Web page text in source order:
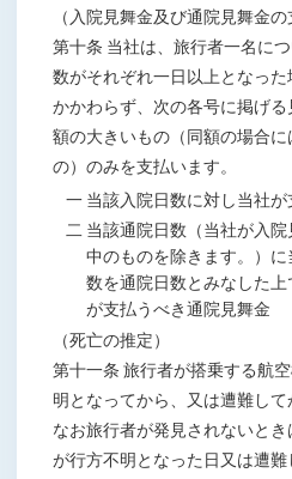
（入院見舞金及び通院見舞金
第十条 当社は、旅行者一名に
数がそれぞれ一日以上となっ
かかわらず、次の各号に掲げ
額の大きいもの（同額の場合
の）のみを支払います。
一 当該入院日数に対し当社
二 当該通院日数（当社が入
中のものを除きます。）
数を通院日数とみなした
が支払うべき通院見舞金
（死亡の推定）
第十一条 旅行者が搭乗する航
明となってから、又は遭難し
なお旅行者が発見されないと
が行方不明となった日又は遭